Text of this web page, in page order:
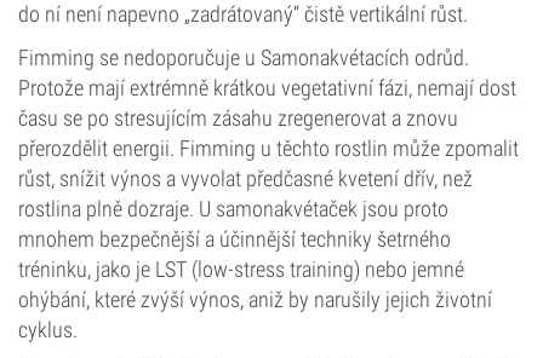
do ní není napevno „zadrátovaný“ čistě vertikální růst.
Fimming se nedoporučuje u Samonakvétacích odrůd.
Protože mají extrémně krátkou vegetativní fázi, nemají dost
času se po stresujícím zásahu zregenerovat a znovu
přerozdělit energii. Fimming u těchto rostlin může zpomalit
růst, snížit výnos a vyvolat předčasné kvetení dřív, než
rostlina plně dozraje. U samonakvétaček jsou proto
mnohem bezpečnější a účinnější techniky šetrného
tréninku, jako je LST (low-stress training) nebo jemné
ohýbání, které zvýší výnos, aniž by narušily jejich životní
cyklus.